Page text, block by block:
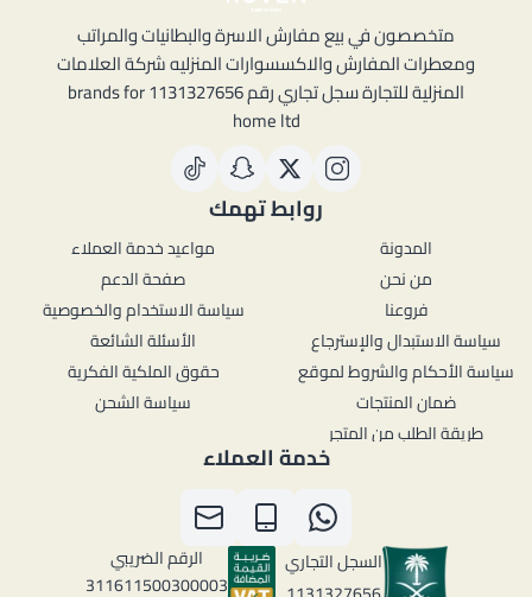
متخصصون في بيع مفارش الاسرة والبطانيات والمراتب
ومعطرات المفارش والاكسسوارات المنزليه شركة العلامات
المنزلية للتجارة سجل تجاري رقم 1131327656 brands for
home ltd
روابط تهمك
المدونة
من نحن
فروعنا
سياسة الاستبدال والإسترجاع
سياسة الأحكام والشروط لموقع
ضمان المنتجات
طريقة الطلب من المتجر
مواعيد خدمة العملاء
صفحة الدعم
سياسة الاستخدام والخصوصية
الأسئلة الشائعة
حقوق الملكية الفكرية
سياسة الشحن
خدمة العملاء
السجل التجاري
الرقم الضريبي
311611500300003